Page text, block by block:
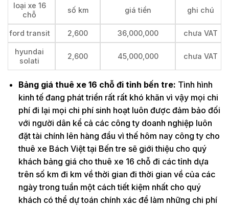
loại xe 16
chỗ
số km giá tiền ghi chú
ford transit 2,600 36,000,000 chưa VAT
hyundai
solati
2,600 45,000,000 chưa VAT
Bảng giá thuê xe 16 chỗ đi tỉnh bến tre: Tình hình
kinh tế đang phát triển rất rất khó khăn vì vậy mọi chi
phí đi lại mọi chi phí sinh hoạt luôn được đảm bảo đối
với người dân kể cả các công ty doanh nghiệp luôn
đặt tài chính lên hàng đầu vì thế hôm nay công ty cho
thuê xe Bách Việt tại Bến tre sẽ giới thiệu cho quý
khách bảng giá cho thuê xe 16 chỗ đi các tỉnh dựa
trên số km đi km về thời gian đi thời gian về của các
ngày trong tuần một cách tiết kiệm nhất cho quý
khách có thể dự toán chính xác để làm những chi phí